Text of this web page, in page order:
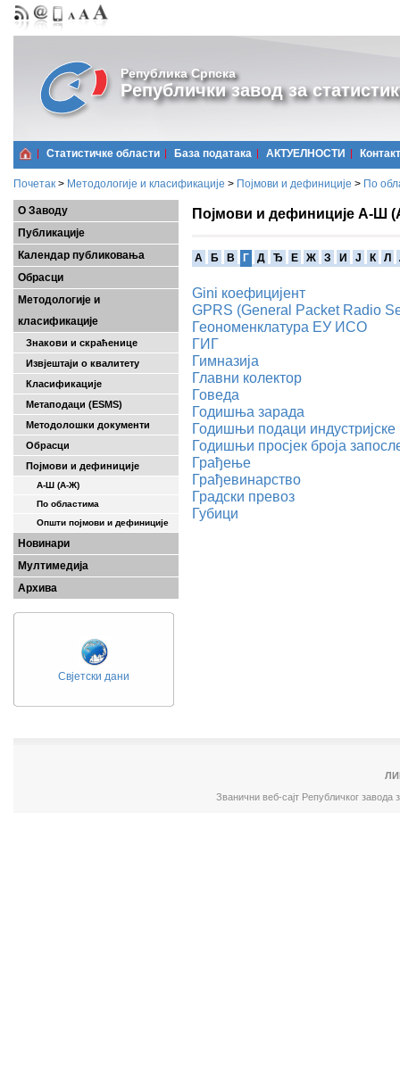
Република Српска
Републички завод за
Статистичке области Базa података АКТУЕЛНОСТИ Контакт
Почетак > Методологије и класификације > Појмови и дефиниције > По
О Заводу
Публикације
Календар публиковања
Обрасци
Методологије и
класификације
Знакови и скраћенице
Извјештаји о квалитету
Класификације
Метаподаци (ESMS)
Методолошки документи
Обрасци
Појмови и дефиниције
А-Ш (A-Ж)
По областима
Општи појмови и дефиниције
Новинари
Мултимедија
Архива
Свјетски дани
Појмови и дефиниције А-Ш
A Б В Г Д Ђ Е Ж З И Ј К Л
Gini коефицијент
GPRS (General Packet Radio
Геономенклатура ЕУ ИСО
ГИГ
Гимназија
Главни колектор
Говеда
Годишњa зарадa
Годишњи подаци
Годишњи просјек броја
Грађење
Грађевинарство
Градски превоз
Губици
Званични веб-сајт Републичког